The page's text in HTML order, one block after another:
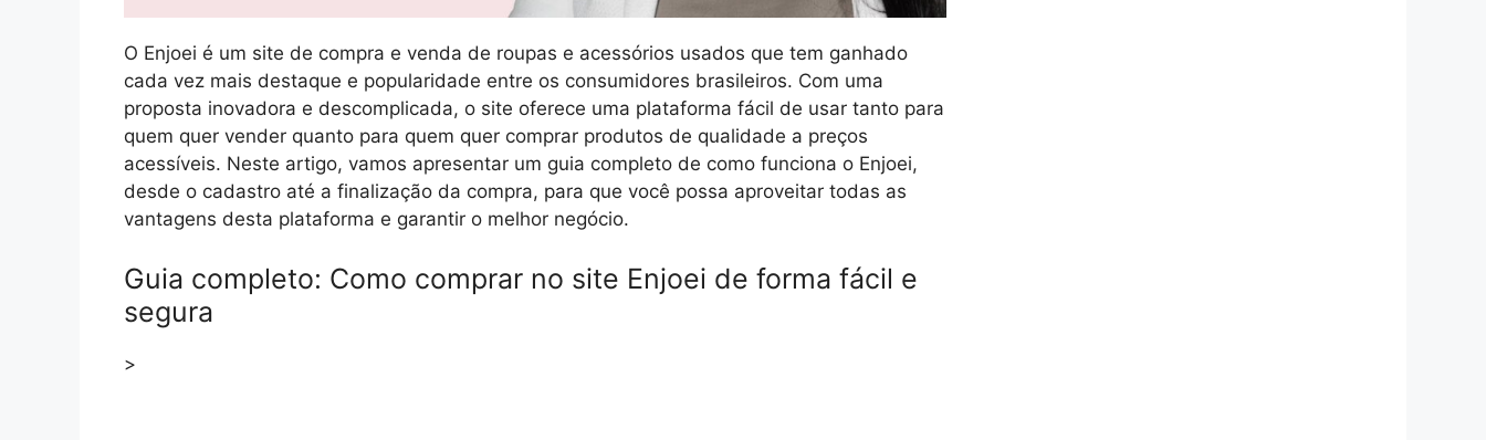
O Enjoei é um site de compra e venda de roupas e acessórios usados que tem ganhado
cada vez mais destaque e popularidade entre os consumidores brasileiros. Com uma
proposta inovadora e descomplicada, o site oferece uma plataforma fácil de usar tanto para
quem quer vender quanto para quem quer comprar produtos de qualidade a preços
acessíveis. Neste artigo, vamos apresentar um guia completo de como funciona o Enjoei,
desde o cadastro até a finalização da compra, para que você possa aproveitar todas as
vantagens desta plataforma e garantir o melhor negócio.
Guia completo: Como comprar no site Enjoei de forma fácil e
segura
>